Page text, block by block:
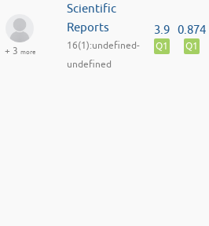
+ 3 more
Scientific
Reports
16(1):undefined-
undefined
3.9
Q1
0.874
Q1